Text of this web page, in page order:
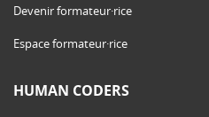
Devenir formateur·rice
Espace formateur·rice
HUMAN CODERS